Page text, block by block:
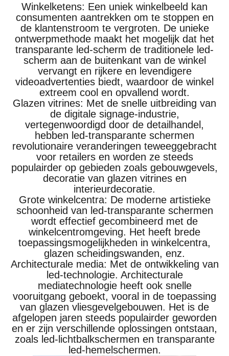
Winkelketens: Een uniek winkelbeeld kan
consumenten aantrekken om te stoppen en
de klantenstroom te vergroten. De unieke
ontwerpmethode maakt het mogelijk dat het
transparante led-scherm de traditionele led-
scherm aan de buitenkant van de winkel
vervangt en rijkere en levendigere
videoadvertenties biedt, waardoor de winkel
extreem cool en opvallend wordt.
Glazen vitrines: Met de snelle uitbreiding van
de digitale signage-industrie,
vertegenwoordigd door de detailhandel,
hebben led-transparante schermen
revolutionaire veranderingen teweeggebracht
voor retailers en worden ze steeds
populairder op gebieden zoals gebouwgevels,
decoratie van glazen vitrines en
interieurdecoratie.
Grote winkelcentra: De moderne artistieke
schoonheid van led-transparante schermen
wordt effectief gecombineerd met de
winkelcentromgeving. Het heeft brede
toepassingsmogelijkheden in winkelcentra,
glazen scheidingswanden, enz.
Architecturale media: Met de ontwikkeling van
led-technologie. Architecturale
mediatechnologie heeft ook snelle
vooruitgang geboekt, vooral in de toepassing
van glazen vliesgevelgebouwen. Het is de
afgelopen jaren steeds populairder geworden
en er zijn verschillende oplossingen ontstaan,
zoals led-lichtbalkschermen en transparante
led-hemelschermen.